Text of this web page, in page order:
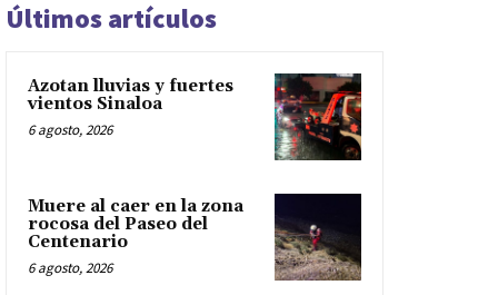
Últimos artículos
Azotan lluvias y fuertes
vientos Sinaloa
6 agosto, 2026
Muere al caer en la zona
rocosa del Paseo del
Centenario
6 agosto, 2026